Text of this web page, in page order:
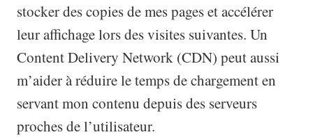
stocker des copies de mes pages et accélérer
leur affichage lors des visites suivantes. Un
Content Delivery Network (CDN) peut aussi
m’aider à réduire le temps de chargement en
servant mon contenu depuis des serveurs
proches de l’utilisateur.